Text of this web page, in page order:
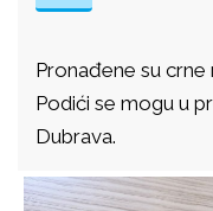
Pronađene su
Podići se mogu u
Dubrava.